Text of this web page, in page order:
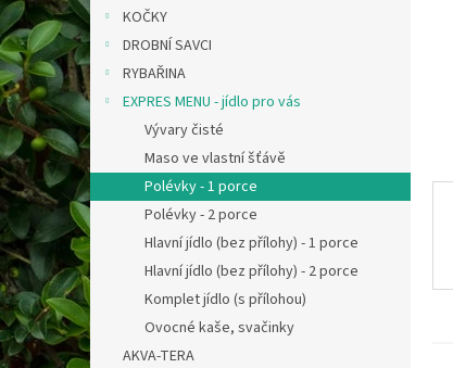
n
e
l
KOČKY
DROBNÍ SAVCI
RYBAŘINA
EXPRES MENU - jídlo pro vás
Vývary čisté
Maso ve vlastní šťávě
Polévky - 1 porce
Polévky - 2 porce
Hlavní jídlo (bez přílohy) - 1 porce
Hlavní jídlo (bez přílohy) - 2 porce
Komplet jídlo (s přílohou)
Ovocné kaše, svačinky
AKVA-TERA